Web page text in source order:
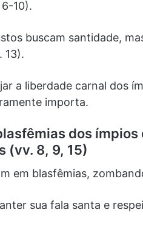
10).
buscam santidade,
13).
a liberdade carnal dos
importa.
dos
(vv. 8, 9, 15)
em blasfêmias,
sua fala santa e